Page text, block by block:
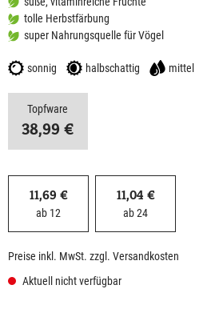
tolle Herbstfärbung
super Nahrungsquelle für Vögel
sonnig halbschattig mittel
Topfware
38,99 €
11,69 €
ab 12
11,04 €
ab 24
Preise inkl. MwSt. zzgl. Versandkosten
Aktuell nicht verfügbar